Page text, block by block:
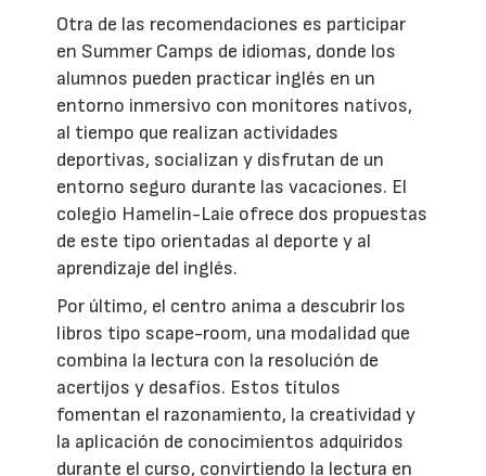
Otra de las recomendaciones es participar
en Summer Camps de idiomas, donde los
alumnos pueden practicar inglés en un
entorno inmersivo con monitores nativos,
al tiempo que realizan actividades
deportivas, socializan y disfrutan de un
entorno seguro durante las vacaciones. El
colegio Hamelin-Laie ofrece dos propuestas
de este tipo orientadas al deporte y al
aprendizaje del inglés.
Por último, el centro anima a descubrir los
libros tipo scape-room, una modalidad que
combina la lectura con la resolución de
acertijos y desafíos. Estos títulos
fomentan el razonamiento, la creatividad y
la aplicación de conocimientos adquiridos
durante el curso, convirtiendo la lectura en